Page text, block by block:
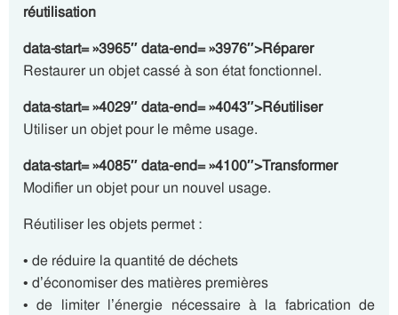
réutilisation
data-start= »3965″ data-end= »3976″>Réparer
Restaurer un objet cassé à son état fonctionnel.
data-start= »4029″ data-end= »4043″>Réutiliser
Utiliser un objet pour le même usage.
data-start= »4085″ data-end= »4100″>Transformer
Modifier un objet pour un nouvel usage.
Réutiliser les objets permet :
• de réduire la quantité de déchets
• d’économiser des matières premières
• de limiter l’énergie nécessaire à la fabrication de